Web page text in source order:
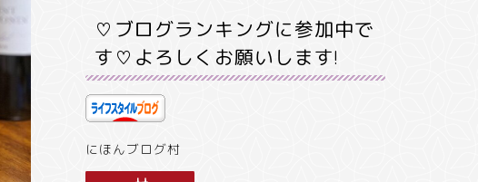
♡ブログランキングに参加中で
す♡よろしくお願いします!
にほんブログ村